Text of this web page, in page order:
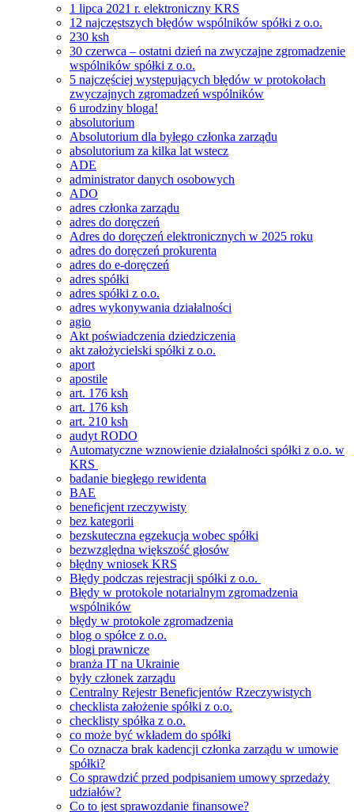
1 lipca 2021 r. elektroniczny KRS
12 najczęstszych błędów wspólników spółki z o.o.
230 ksh
30 czerwca – ostatni dzień na zwyczajne zgromadzenie
wspólników spółki z o.o.
5 najczęściej występujących błędów w protokołach
zwyczajnych zgromadzeń wspólników
6 urodziny bloga!
absolutorium
Absolutorium dla byłego członka zarządu
absolutorium za kilka lat wstecz
ADE
administrator danych osobowych
ADO
adres członka zarządu
adres do doręczeń
Adres do doręczeń elektronicznych w 2025 roku
adres do doręczeń prokurenta
adres do e-doręczeń
adres spółki
adres spółki z o.o.
adres wykonywania działalności
agio
Akt poświadczenia dziedziczenia
akt założycielski spółki z o.o.
aport
apostile
art. 176 ksh
art. 176 ksh
art. 210 ksh
audyt RODO
Automatyczne wznowienie działalności spółki z o.o. w
KRS
badanie biegłego rewidenta
BAE
beneficjent rzeczywisty
bez kategorii
bezskuteczna egzekucja wobec spółki
bezwzględna większość głosów
błędny wniosek KRS
Błędy podczas rejestracji spółki z o.o.
Błędy w protokole notarialnym zgromadzenia
wspólników
błędy w protokole zgromadzenia
blog o spółce z o.o.
blogi prawnicze
branża IT na Ukrainie
były członek zarządu
Centralny Rejestr Beneficjentów Rzeczywistych
checklista założenie spółki z o.o.
checklisty spółka z o.o.
co może być wkładem do spółki
Co oznacza brak kadencji członka zarządu w umowie
spółki?
Co sprawdzić przed podpisaniem umowy sprzedaży
udziałów?
Co to jest sprawozdanie finansowe?